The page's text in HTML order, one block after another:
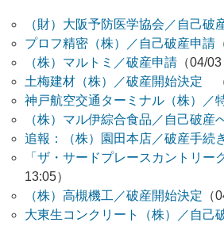
（財）大阪予防医学協会／自己破
プロフ精密（株）／自己破産申請
（株）マルトミ／破産申請 （04/
土梅建材（株）／破産開始決定
神戸航空交通ターミナル（株）／
（株）マル伊綜合食品／自己破産
追報：（株）園田本店／破産手続
「ザ・サードプレースカントリ
13:05）
（株）高槻機工／破産開始決定 （
大東生コンクリート（株）／自己